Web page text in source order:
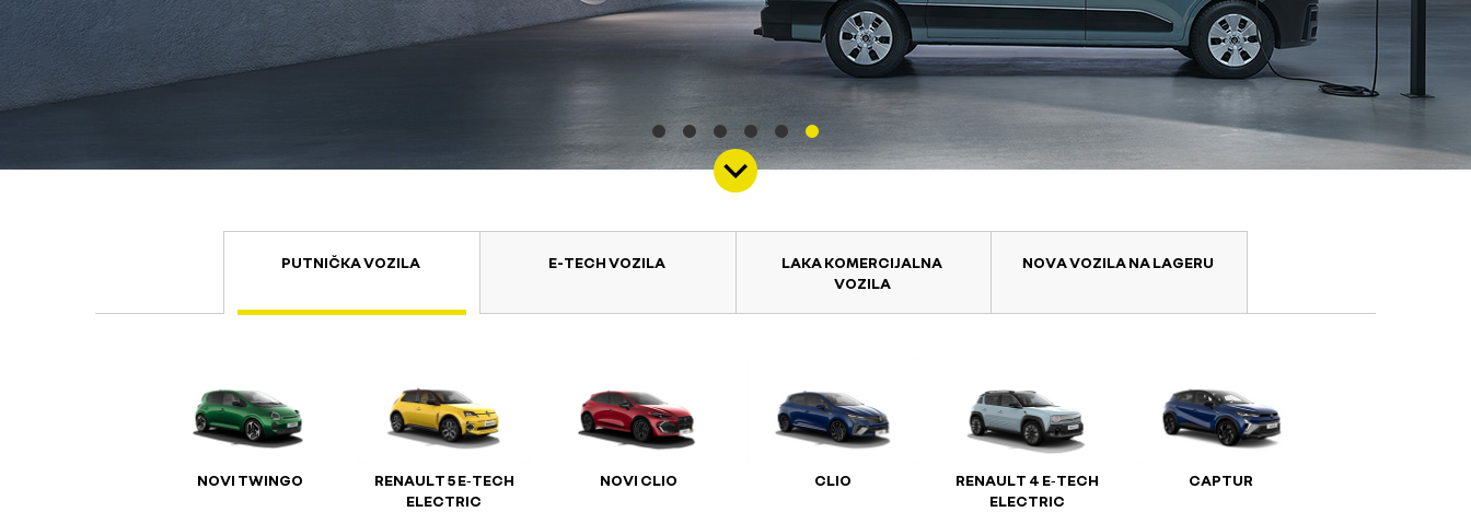
PUTNIČKA VOZILA E-TECH VOZILA
LAKA KOMERCIJALNA
VOZILA
NOVA VOZILA NA LAGERU
NOVI TWINGO
RENAULT 5 E‑TECH
ELECTRIC
NOVI CLIO CLIO
RENAULT 4 E‑TECH
ELECTRIC
CAPTUR